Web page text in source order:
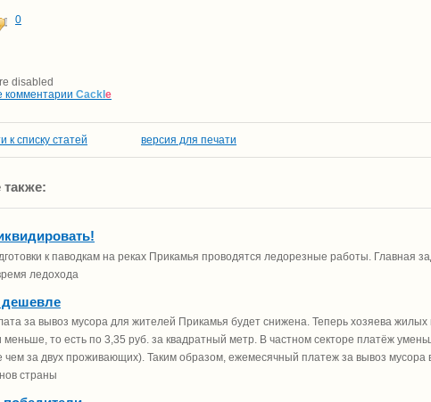
0
disabled
комментарии Cackl e
к списку статей версия для печати
к паводкам на реках Прикамья проводятся ледорезные работы. Главная
ледохода
за вывоз мусора для жителей Прикамья будет снижена. Теперь хозяева
меньше, то есть по 3,35 руб. за квадратный метр. В частном секторе платёж
чем за двух проживающих). Таким образом, ежемесячный платеж за вывоз мусора
страны